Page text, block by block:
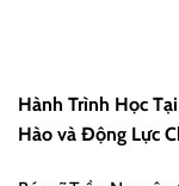
Hành Trình Học
Hào và Động Lực